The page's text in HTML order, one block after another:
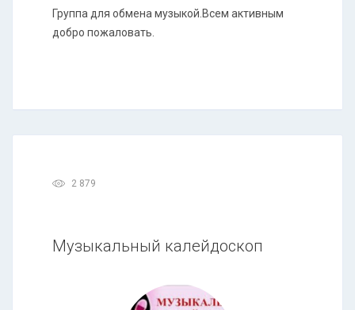
Группа для обмена музыкой.Всем активным
добро пожаловать.
2 879
Музыкальный калейдоскоп